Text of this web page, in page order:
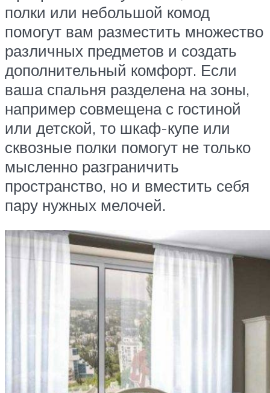
полки или небольшой комод
помогут вам разместить множество
различных предметов и создать
дополнительный комфорт. Если
ваша спальня разделена на зоны,
например совмещена с гостиной
или детской, то шкаф-купе или
сквозные полки помогут не только
мысленно разграничить
пространство, но и вместить себя
пару нужных мелочей.